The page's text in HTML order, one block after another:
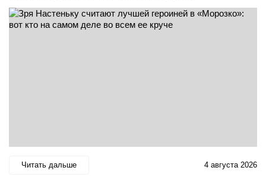
Читать дальше 4 августа 2026